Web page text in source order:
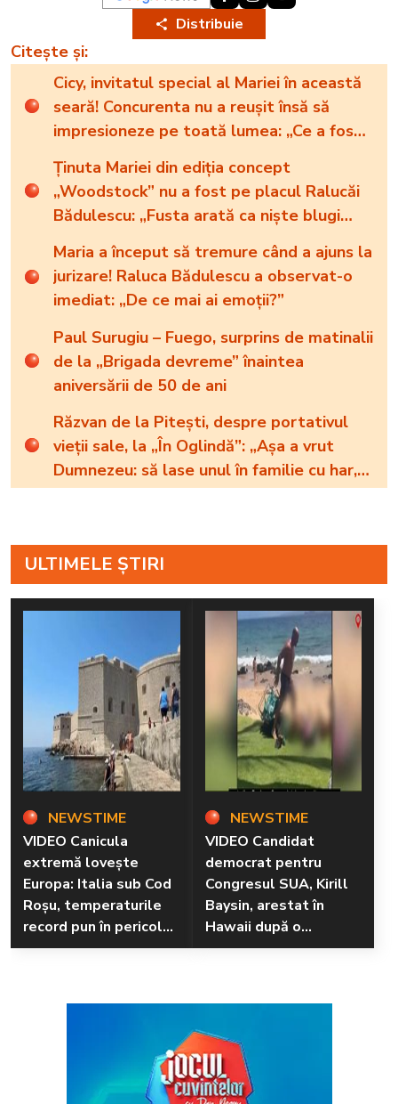
Distribuie
Citește și:
Cicy, invitatul special al Mariei în această
seară! Concurenta nu a reușit însă să
impresioneze pe toată lumea: „Ce a fost
Ținuta Mariei din ediția concept
„Woodstock” nu a fost pe placul Ralucăi
Bădulescu: „Fusta arată ca niște blugi
puși la uscat”
Maria a început să tremure când a ajuns la
jurizare! Raluca Bădulescu a observat-o
imediat: „De ce mai ai emoții?”
Paul Surugiu – Fuego, surprins de matinalii
de la „Brigada devreme” înaintea
aniversării de 50 de ani
Răzvan de la Pitești, despre portativul
vieții sale, la „În Oglindă”: „Așa a vrut
Dumnezeu: să lase unul în familie cu har,
harul de a cânta, să poată să ofere
ULTIMELE ȘTIRI
NEWSTIME
VIDEO Canicula
extremă lovește
Europa: Italia sub Cod
Roșu, temperaturile
record pun în pericol
sănătatea și mediul
NEWSTIME
VIDEO Candidat
democrat pentru
Congresul SUA, Kirill
Baysin, arestat în
Hawaii după o
altercație violentă pe